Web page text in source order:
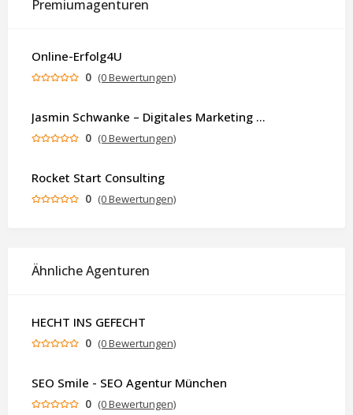
Premiumagenturen
Online-Erfolg4U
0 (0 Bewertungen)
Jasmin Schwanke – Digitales Marketing & KI-gestützte Contenterstellung
0 (0 Bewertungen)
Rocket Start Consulting
0 (0 Bewertungen)
Ähnliche Agenturen
HECHT INS GEFECHT
0 (0 Bewertungen)
SEO Smile - SEO Agentur München
0 (0 Bewertungen)